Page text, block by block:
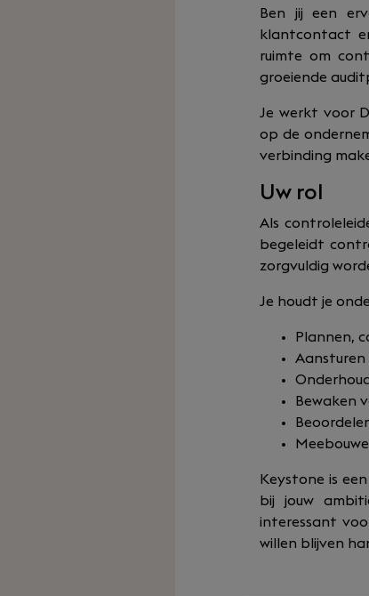
Ben jij een
klantcontact
ruimte om
groeiende
Je werkt voor
op de
verbinding
Uw rol
Als
begeleidt
zorgvuldig
Je houdt je
Plannen,
Bewaken
Keystone is
bij jouw
interessant
willen blijven